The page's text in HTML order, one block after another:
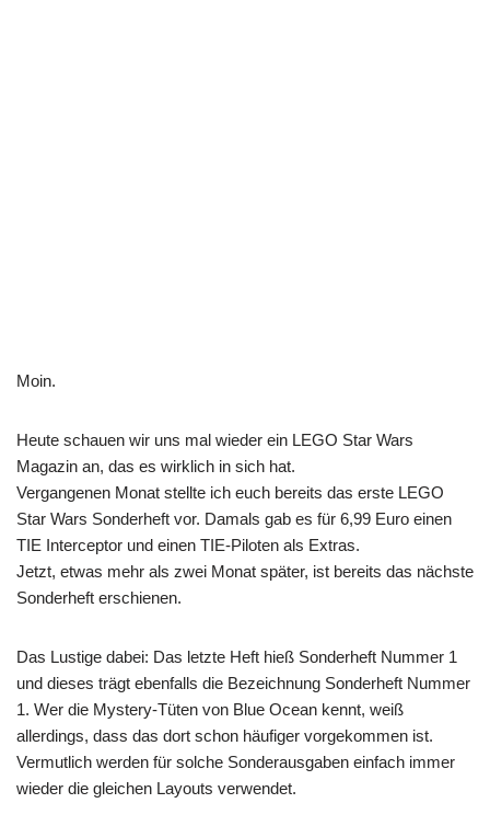
Moin.
Heute schauen wir uns mal wieder ein LEGO Star Wars
Magazin an, das es wirklich in sich hat.
Vergangenen Monat stellte ich euch bereits das erste LEGO
Star Wars Sonderheft vor. Damals gab es für 6,99 Euro einen
TIE Interceptor und einen TIE-Piloten als Extras.
Jetzt, etwas mehr als zwei Monat später, ist bereits das nächste
Sonderheft erschienen.
Das Lustige dabei: Das letzte Heft hieß Sonderheft Nummer 1
und dieses trägt ebenfalls die Bezeichnung Sonderheft Nummer
1. Wer die Mystery-Tüten von Blue Ocean kennt, weiß
allerdings, dass das dort schon häufiger vorgekommen ist.
Vermutlich werden für solche Sonderausgaben einfach immer
wieder die gleichen Layouts verwendet.